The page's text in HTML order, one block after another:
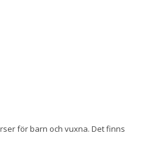
för barn och vuxna. Det finns